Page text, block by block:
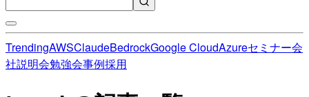
TrendingAWSClaudeBedrockGoogle CloudAzureセミナー会
社説明会勉強会事例採用